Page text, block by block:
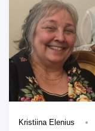
Kristiina Elenius